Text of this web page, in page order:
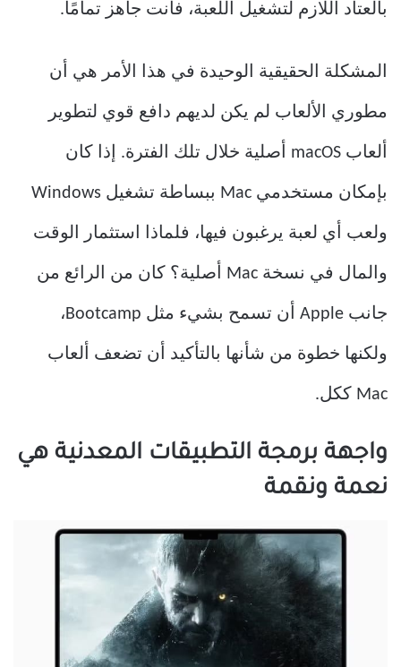
بالعتاد اللازم لتشغيل اللعبة، فأنت جاهز تمامًا.
المشكلة الحقيقية الوحيدة في هذا الأمر هي أن
مطوري الألعاب لم يكن لديهم دافع قوي لتطوير
ألعاب macOS أصلية خلال تلك الفترة. إذا كان
بإمكان مستخدمي Mac ببساطة تشغيل Windows
ولعب أي لعبة يرغبون فيها، فلماذا استثمار الوقت
والمال في نسخة Mac أصلية؟ كان من الرائع من
جانب Apple أن تسمح بشيء مثل Bootcamp،
ولكنها خطوة من شأنها بالتأكيد أن تضعف ألعاب
Mac ككل.
واجهة برمجة التطبيقات المعدنية هي
نعمة ونقمة